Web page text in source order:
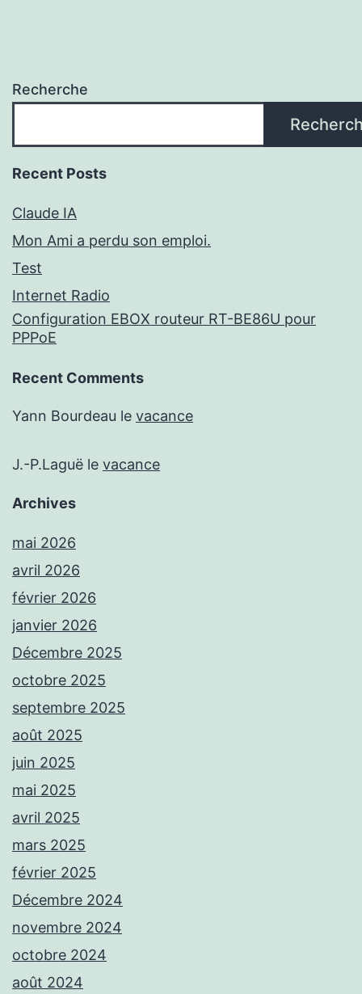
Recherche
Recent Posts
Claude IA
Mon Ami a perdu son emploi.
Test
Internet Radio
Configuration EBOX routeur RT-BE86U pour
PPPoE
Recent Comments
Yann Bourdeau le vacance
J.-P.Laguë le vacance
Archives
mai 2026
avril 2026
février 2026
janvier 2026
Décembre 2025
octobre 2025
septembre 2025
août 2025
juin 2025
mai 2025
avril 2025
mars 2025
février 2025
Décembre 2024
novembre 2024
octobre 2024
août 2024